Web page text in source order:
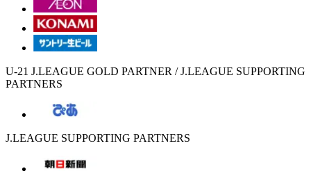
U-21 J.LEAGUE GOLD PARTNER / J.LEAGUE SUPPORTING
PARTNERS
J.LEAGUE SUPPORTING PARTNERS